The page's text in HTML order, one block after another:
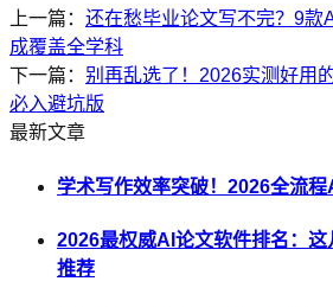
上一篇： 还在愁毕业论文写不完？9款
成覆盖全学科
下一篇： 别再乱选了！2026实测好用
必入避坑版
最新文章
学术写作效率突破！2026全流
2026最权威AI论文软件排名：
推荐